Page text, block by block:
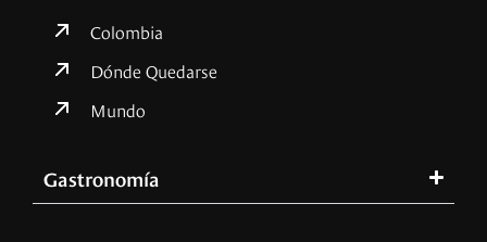
Colombia
Dónde Quedarse
Mundo
Gastronomía